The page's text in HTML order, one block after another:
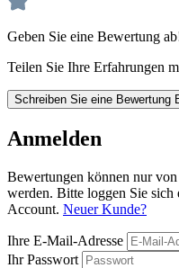
Geben Sie eine Bewertung
Teilen Sie Ihre Erfahrungen
Schreiben Sie eine Bewertung
Anmelden
Bewertungen können nur
werden. Bitte loggen Sie sich
Account. Neuer Kunde?
Ihre E-Mail-Adresse
Ihr Passwort